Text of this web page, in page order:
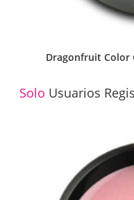
Dragonfruit Color
Solo Usuarios